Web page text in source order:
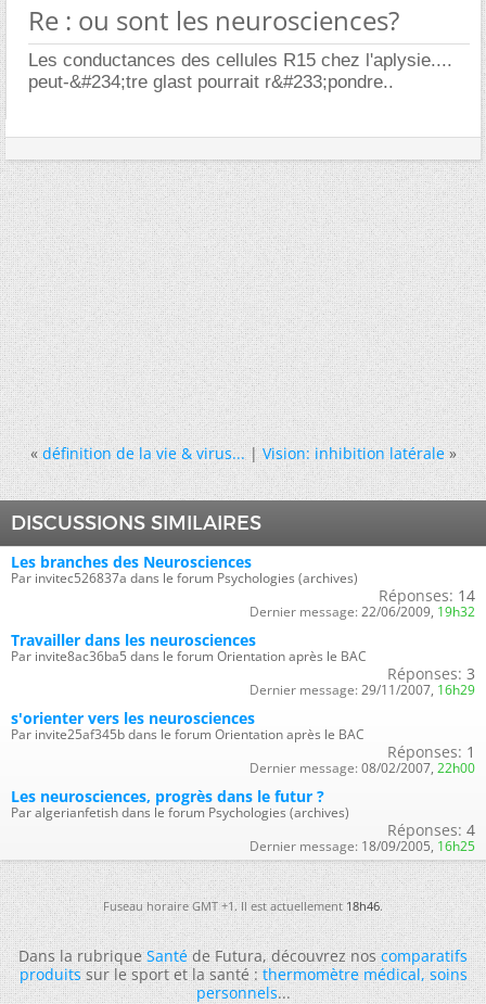
Re : ou sont les neurosciences?
Les conductances des cellules R15 chez l'aplysie....
peut-&#234;tre glast pourrait r&#233;pondre..
« définition de la vie & virus...|Vision: inhibition latérale »
DISCUSSIONS SIMILAIRES
Les branches des Neurosciences
Par invitec526837a dans le forum Psychologies (archives)
Réponses: 14
Dernier message: 22/06/2009, 19h32
Travailler dans les neurosciences
Par invite8ac36ba5 dans le forum Orientation après le BAC
Réponses: 3
Dernier message: 29/11/2007, 16h29
s'orienter vers les neurosciences
Par invite25af345b dans le forum Orientation après le BAC
Réponses: 1
Dernier message: 08/02/2007, 22h00
Les neurosciences, progrès dans le futur ?
Par algerianfetish dans le forum Psychologies (archives)
Réponses: 4
Dernier message: 18/09/2005, 16h25
Fuseau horaire GMT +1. Il est actuellement 18h46.
Dans la rubriqueSantéde Futura, découvrez noscomparatifs
produitssur le sport et la santé :thermomètre médical,soins
personnels...